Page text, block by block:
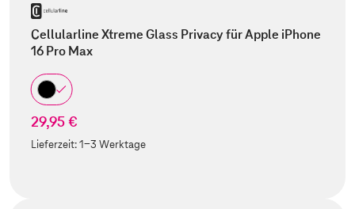
Cellularline Xtreme Glass Privacy für Apple iPhone
16 Pro Max
29,95 €
Lieferzeit:1-3 Werktage